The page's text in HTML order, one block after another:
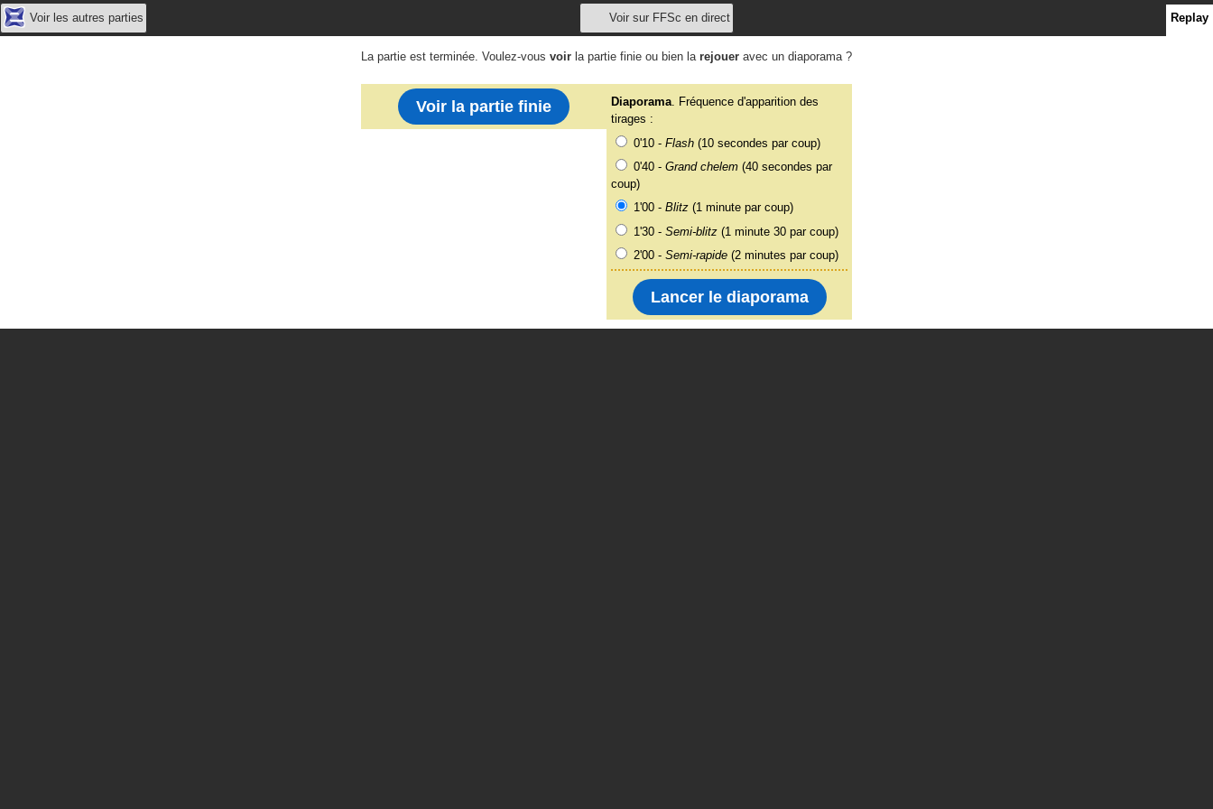
Voir les autres parties Voir sur FFSc en direct Replay
La partie est terminée. Voulez-vous voir la partie finie ou bien la rejouer avec un diaporama ?
Voir la partie finie Diaporama. Fréquence d'apparition des
tirages :
0'10 - Flash (10 secondes par coup)
0'40 - Grand chelem (40 secondes par
coup)
1'00 - Blitz (1 minute par coup)
1'30 - Semi-blitz (1 minute 30 par coup)
2'00 - Semi-rapide (2 minutes par coup)
Lancer le diaporama